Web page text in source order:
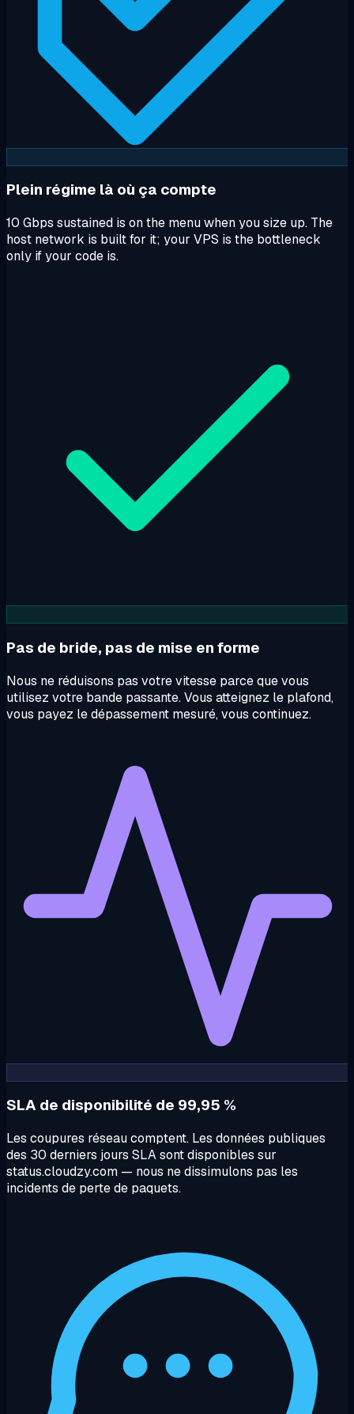
Plein régime là où ça compte
10 Gbps sustained is on the menu when you size up. The
host network is built for it; your VPS is the bottleneck
only if your code is.
Pas de bride, pas de mise en forme
Nous ne réduisons pas votre vitesse parce que vous
utilisez votre bande passante. Vous atteignez le plafond,
vous payez le dépassement mesuré, vous continuez.
SLA de disponibilité de 99,95 %
Les coupures réseau comptent. Les données publiques
des 30 derniers jours SLA sont disponibles sur
status.cloudzy.com — nous ne dissimulons pas les
incidents de perte de paquets.